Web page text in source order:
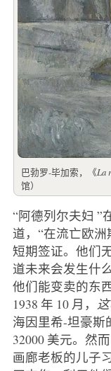
巴勃罗-毕加索，《La
馆）
“阿德列尔夫妇 ”
道，“在流亡欧
短期签证。他们
道未来会发生什
他们能变卖的东
1938 年 10 月，
海因里希-坦豪斯
32000 美元。然
画廊老板的儿子